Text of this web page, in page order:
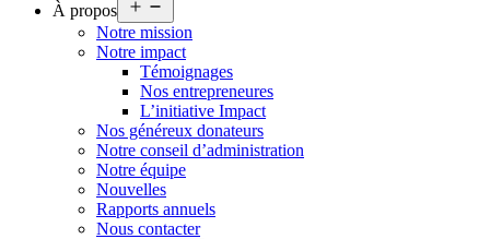
À propos
le
menu
Notre mission
Notre impact
Témoignages
Nos entrepreneures
L’initiative Impact
Nos généreux donateurs
Notre conseil d’administration
Notre équipe
Nouvelles
Rapports annuels
Nous contacter